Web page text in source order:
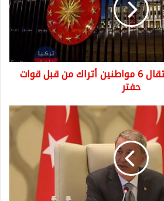
رد تركيا على خبر اعتقال 6 مواطنين أتراك من قبل قوات
حفتر